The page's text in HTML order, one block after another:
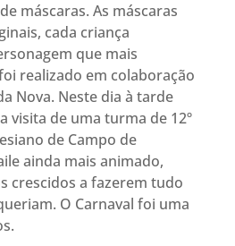
máscaras. As máscaras
cada criança
que mais
realizado em colaboração
Nova. Neste dia à tarde
visita de uma turma de 12º
de Campo de
ainda mais animado,
crescidos a fazerem tudo
O Carnaval foi uma